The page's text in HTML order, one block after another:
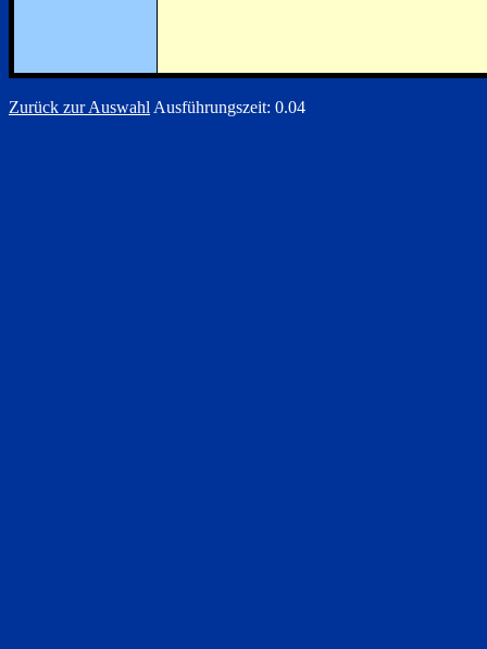
Zurück zur Auswahl Ausführungszeit: 0.04